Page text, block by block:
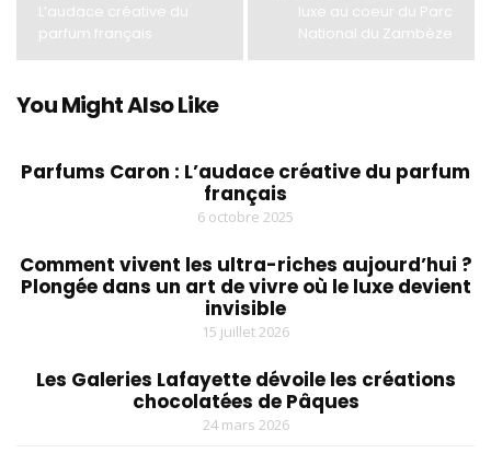
L’audace créative du
parfum français
luxe au coeur du Parc
National du Zambèze
You Might Also Like
Parfums Caron : L’audace créative du parfum
français
6 octobre 2025
Comment vivent les ultra-riches aujourd’hui ?
Plongée dans un art de vivre où le luxe devient
invisible
15 juillet 2026
Les Galeries Lafayette dévoile les créations
chocolatées de Pâques
24 mars 2026